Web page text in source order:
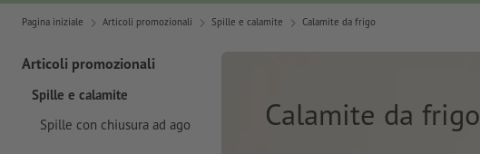
Pagina iniziale Articoli promozionali Spille e calamite Calamite da frigo
Articoli promozionali
Spille e calamite
Spille con chiusura ad ago
Calamite da frigo